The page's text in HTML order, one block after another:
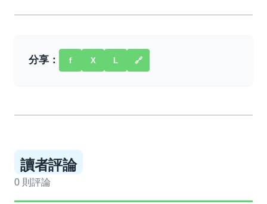
分享： f X L 🔗
讀者評論
0 則評論